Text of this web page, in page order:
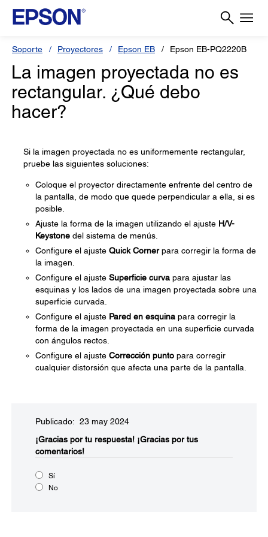
Soporte Proyectores Epson EB Epson EB-PQ2220B
La imagen proyectada no es
rectangular. ¿Qué debo
hacer?
Si la imagen proyectada no es uniformemente rectangular,
pruebe las siguientes soluciones:
Coloque el proyector directamente enfrente del centro de
la pantalla, de modo que quede perpendicular a ella, si es
posible.
Ajuste la forma de la imagen utilizando el ajuste H/V-
Keystone del sistema de menús.
Configure el ajuste Quick Cornerpara corregir la forma de
la imagen.
Configure el ajuste Superficie curva para ajustar las
esquinas y los lados de una imagen proyectada sobre una
superficie curvada.
Configure el ajuste Pared en esquina para corregir la
forma de la imagen proyectada en una superficie curvada
con ángulos rectos.
Configure el ajuste Corrección punto para corregir
cualquier distorsión que afecta una parte de la pantalla.
Publicado: 23 may 2024
¡Gracias por tu respuesta! ¡Gracias por tus
comentarios!
Sí
No